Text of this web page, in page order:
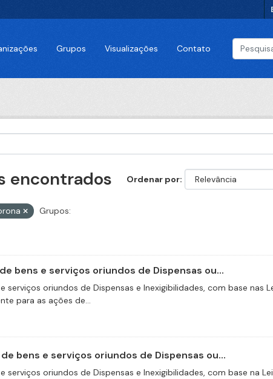
Grupos Visualizações Contato
Ordenar por
encontrados
Grupos:
bens e serviços oriundos de Dispensas ou...
oriundos de Dispensas e Inexigibilidades, com base nas
para as ações de...
bens e serviços oriundos de Dispensas ou...
oriundos de Dispensas e Inexigibilidades, com base na